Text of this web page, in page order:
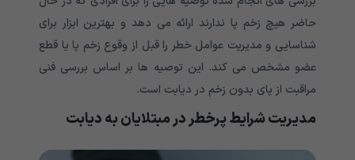
حاضر هیچ زخم پا ندارند ارائه می دهد و بهترین ابزار برای
شناسایی و مدیریت عوامل خطر را قبل از وقوع زخم پا یا قطع
عضو مشخص می کند. این توصیه ها بر اساس بررسی فنی
مراقبت از پای بدون زخم در دیابت است.
مدیریت شرایط پرخطر در مبتلایان به دیابت